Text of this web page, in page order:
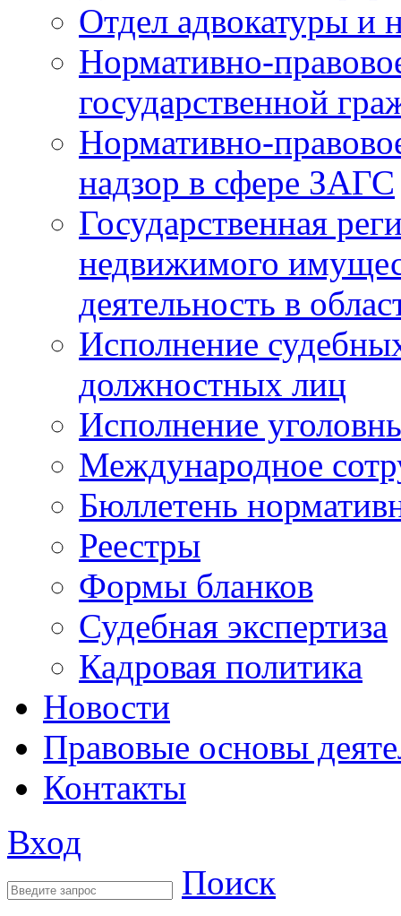
Отдел адвокатуры и
Нормативно-
государственной
Нормативно-
надзор в сфере ЗАГС
Государственная
недвижимого
деятельность в
Исполнение
должностных лиц
Исполнение
Международное
Бюллетень
Реестры
Формы бланков
Судебная экспертиза
Кадровая политика
Новости
Правовые основы
Контакты
Вход
Поиск